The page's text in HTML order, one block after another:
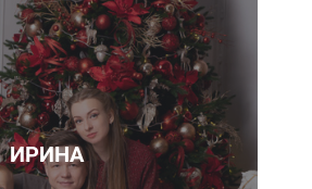
ИРИНА